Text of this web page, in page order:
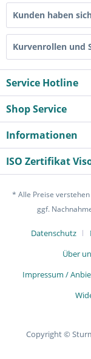
Kunden haben
Kurvenrollen und
Service Hotline
Shop Service
Informationen
ISO Zertifikat
* Alle Preise
ggf.
Datenschutz
Über
Impressum /
Copyright ©